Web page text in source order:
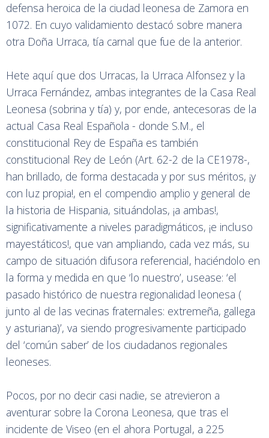
defensa heroica de la ciudad leonesa de Zamora en
1072. En cuyo validamiento destacó sobre manera
otra Doña Urraca, tía carnal que fue de la anterior.
Hete aquí que dos Urracas, la Urraca Alfonsez y la
Urraca Fernández, ambas integrantes de la Casa Real
Leonesa (sobrina y tía) y, por ende, antecesoras de la
actual Casa Real Española - donde S.M., el
constitucional Rey de España es también
constitucional Rey de León (Art. 62-2 de la CE1978-,
han brillado, de forma destacada y por sus méritos, ¡y
con luz propia!, en el compendio amplio y general de
la historia de Hispania, situándolas, ¡a ambas!,
significativamente a niveles paradigmáticos, ¡e incluso
mayestáticos!, que van ampliando, cada vez más, su
campo de situación difusora referencial, haciéndolo en
la forma y medida en que ‘lo nuestro’, usease: ‘el
pasado histórico de nuestra regionalidad leonesa (
junto al de las vecinas fraternales: extremeña, gallega
y asturiana)’, va siendo progresivamente participado
del ‘común saber’ de los ciudadanos regionales
leoneses.
Pocos, por no decir casi nadie, se atrevieron a
aventurar sobre la Corona Leonesa, que tras el
incidente de Viseo (en el ahora Portugal, a 225